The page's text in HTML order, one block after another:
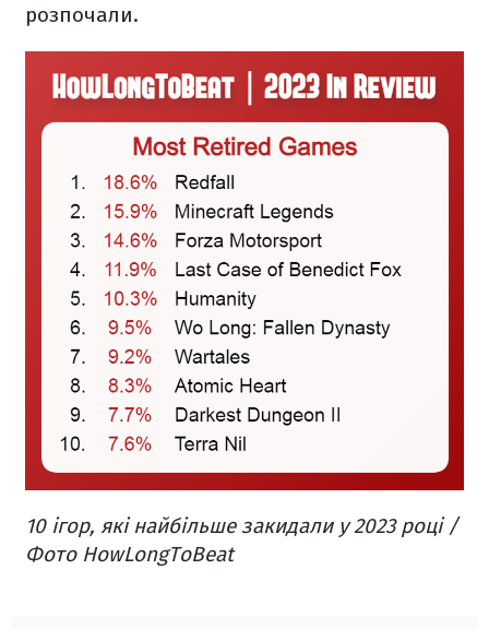
розпочали.
10 ігор, які найбільше закидали у 2023 році /
Фото HowLongToBeat